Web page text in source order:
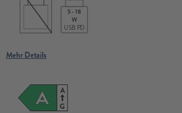
5 - 18
W
USB PD
Mehr Details
A
G
A